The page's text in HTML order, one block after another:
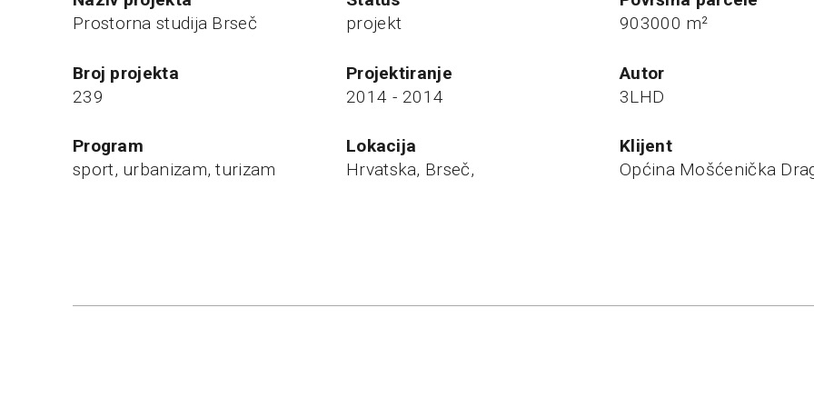
Prostorna studija Brseč
broj projekta
239
program
sport, urbanizam, turizam
projekt
projektiranje
2014 - 2014
Lokacija
Hrvatska, Brseč,
903000 m²
autor
3LHD
klijent
Općina Mošćenička